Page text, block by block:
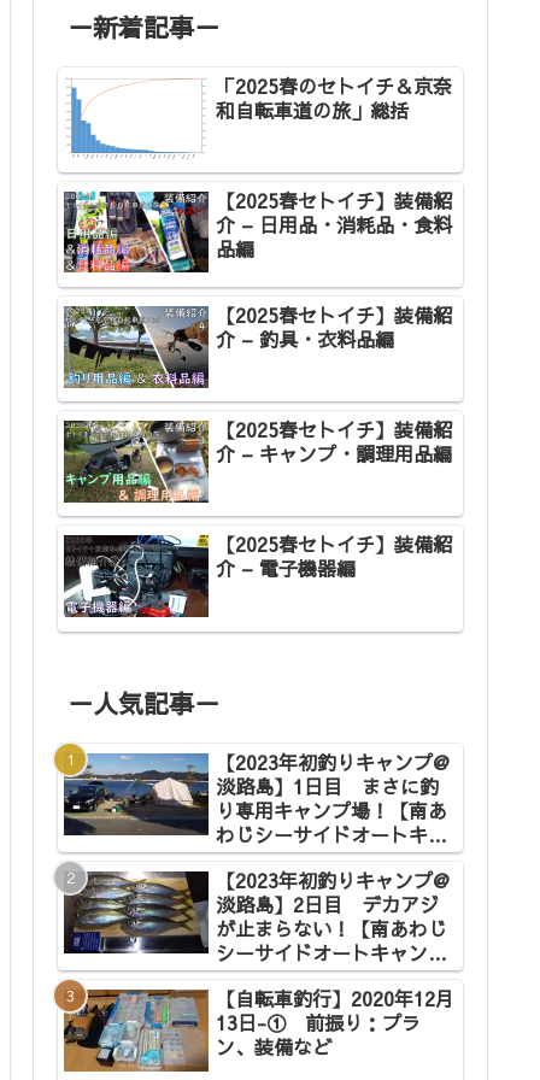
－新着記事－
「2025春のセトイチ＆京奈
和自転車道の旅」総括
【2025春セトイチ】装備紹
介 – 日用品・消耗品・食料
品編
【2025春セトイチ】装備紹
介 – 釣具・衣料品編
【2025春セトイチ】装備紹
介 – キャンプ・調理用品編
【2025春セトイチ】装備紹
介 – 電子機器編
－人気記事－
【2023年初釣りキャンプ@
淡路島】1日目 まさに釣
り専用キャンプ場！【南あ
わじシーサイドオートキャ
ンプ場】
【2023年初釣りキャンプ@
淡路島】2日目 デカアジ
が止まらない！【南あわじ
シーサイドオートキャンプ
場】
【自転車釣行】2020年12月
13日-① 前振り：プラ
ン、装備など